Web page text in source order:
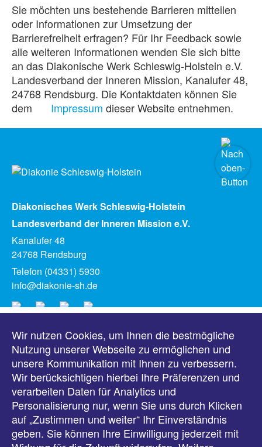
Sie möchten uns bestehende Barrieren mitteilen
oder Informationen zur Umsetzung der
Barrierefreiheit erfragen? Für Ihr Feedback sowie
alle weiteren Informationen wenden Sie sich bitte
an das Diakonische Werk Schleswig-Holstein e.V.
Landesverband der Inneren Mission, Kanalufer 48,
24768 Rendsburg. Die Kontaktdaten können Sie
dem
Impressum dieser Website entnehmen.
Diakonisches Werk Schleswig-Holstein
Landesverband der Inneren Mission e.V.
Kanalufer 48
24768 Rendsburg
Telefon (04331) 5930
info@diakonie-sh.de
Meldungen
Veranstaltungen
Downloads
Presse
Wir nutzen Cookies, um Ihnen die bestmögliche
Nutzung unserer Webseite zu ermöglichen und
unsere Kommunikation mit Ihnen zu verbessern.
Wir berücksichtigen hierbei Ihre Präferenzen und
verarbeiten Daten für Analytics und
Personalisierung nur, wenn Sie uns durch Klicken
auf „Zustimmen und weiter“ Ihr Einverständnis
geben. Sie können Ihre Einwilligung jederzeit mit